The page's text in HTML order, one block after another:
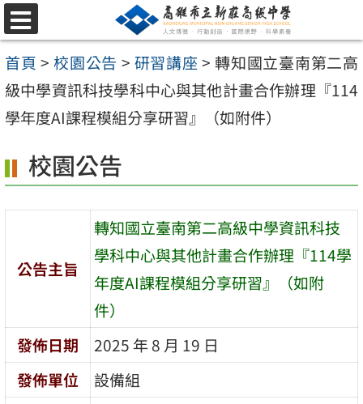
跳
至
主
要
內
區
選
單
首頁 > 校園公告 > 研習講座 > 轉知國立臺南第二高
級中學資訊科技學科中心與其他計畫合作辦理『114
學年度AI課程模組分享研習』（如附件）
校園公告
公告主旨
轉知國立臺南第二高級中學資訊科技
學科中心與其他計畫合作辦理『114學
年度AI課程模組分享研習』（如附
件）
發佈日期
2025 年 8 月 19 日
發佈單位
設備組